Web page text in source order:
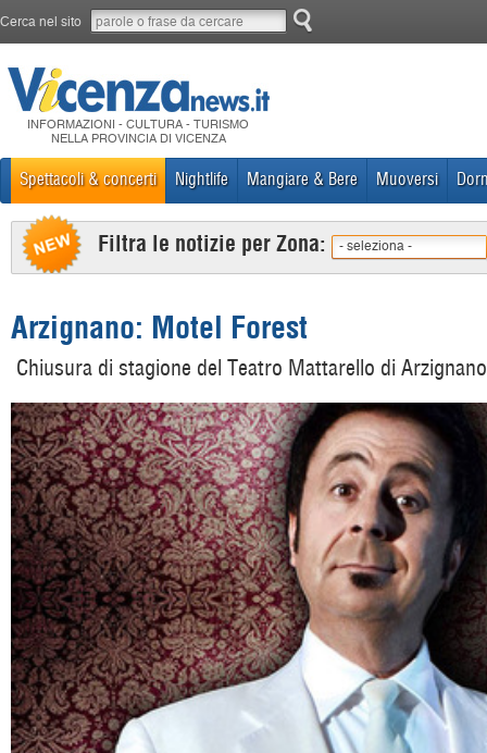
Cerca nel sito
INFORMAZIONI - CULTURA - TURISMO
NELLA PROVINCIA DI VICENZA
Spettacoli & concerti Nightlife Mangiare & Bere Muoversi
Filtra le notizie per Zona: - seleziona -
Arzignano: Motel Forest
Chiusura di stagione del Teatro Mattarello di